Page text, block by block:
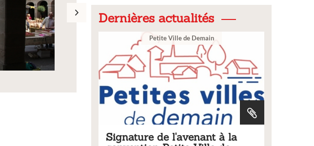
Dernières actualités
Petite Ville de Demain
Signature de l'avenant à la
Tarifs 2026 des services